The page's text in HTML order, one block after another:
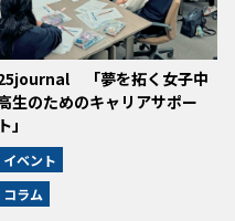
「夢を拓く女子中
生のためのキャリアサポー
ト」
イベント
コラム